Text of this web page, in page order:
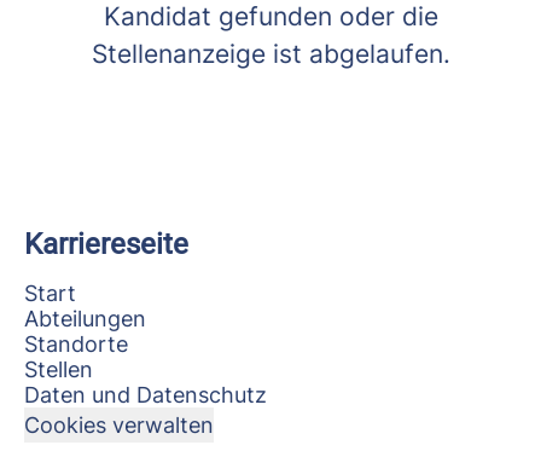
Kandidat gefunden oder die
Stellenanzeige ist abgelaufen.
Karriereseite
Start
Abteilungen
Standorte
Stellen
Daten und Datenschutz
Cookies verwalten